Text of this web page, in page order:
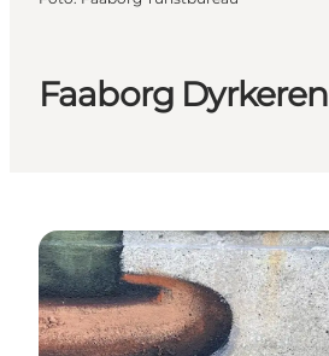
Faaborg Dyrkeren